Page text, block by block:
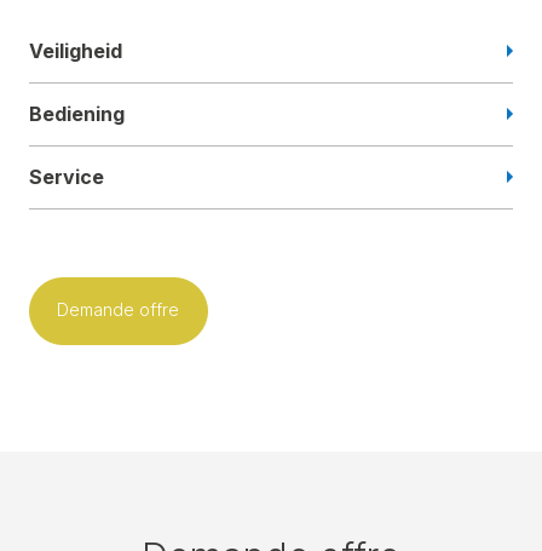
Veiligheid
Bediening
Service
Demande offre